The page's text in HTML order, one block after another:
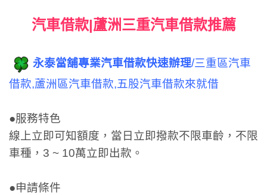
汽車借款|蘆洲三重汽車借款推薦
永泰當舖專業汽車借款快速辦理/三重區汽車
借款,蘆洲區汽車借款,五股汽車借款來就借
●服務特色
線上立即可知額度，當日立即撥款不限車齡，不限
車種，3 ~ 10萬立即出款。
●申請條件